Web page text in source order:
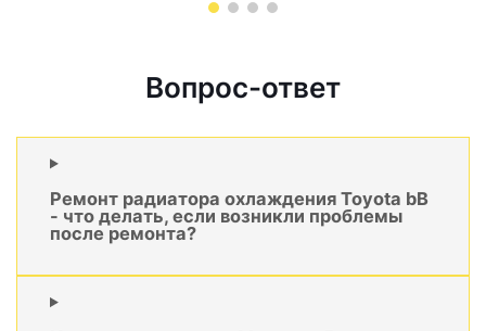
Вопрос-ответ
Ремонт радиатора охлаждения Toyota bB
- что делать, если возникли проблемы
после ремонта?